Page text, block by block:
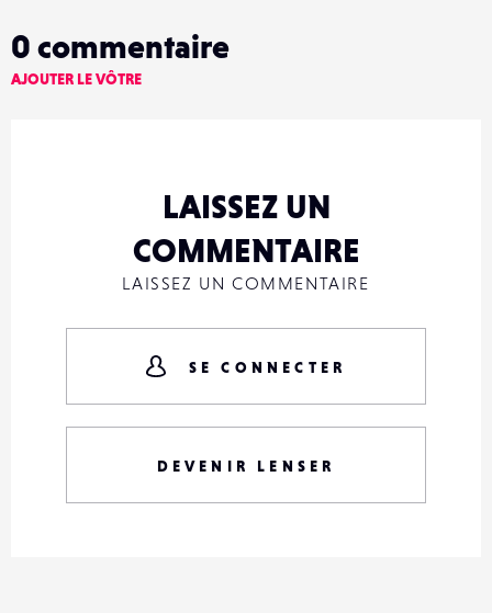
0 commentaire
AJOUTER LE VÔTRE
LAISSEZ UN
COMMENTAIRE
LAISSEZ UN COMMENTAIRE
SE CONNECTER
DEVENIR LENSER